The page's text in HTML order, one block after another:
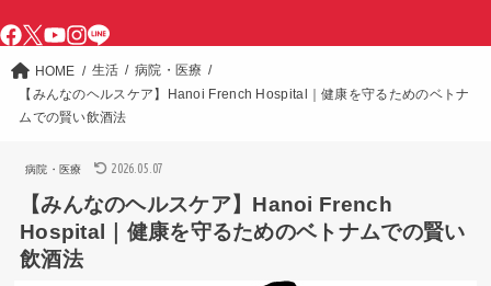
HOME 生活
病院・医療
【みんなのヘルスケア】Hanoi French Hospital｜健康を守るためのベトナ
ムでの賢い飲酒法
病院・医療 2026.05.07
【みんなのヘルスケア】Hanoi French
Hospital｜健康を守るためのベトナムでの賢い
飲酒法